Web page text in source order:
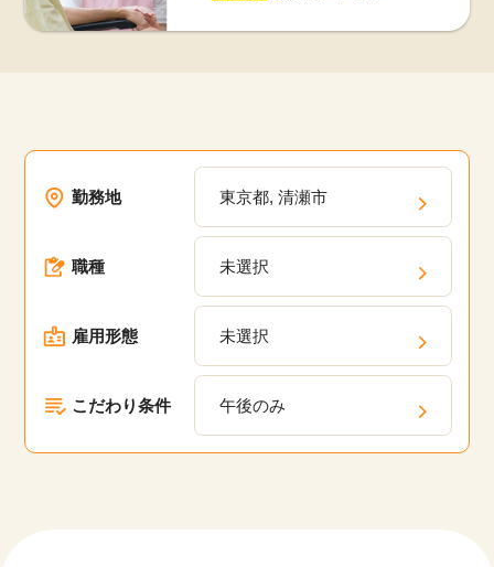
勤務地 東京都, 清瀬市
職種 未選択
雇用形態 未選択
こだわり条件 午後のみ